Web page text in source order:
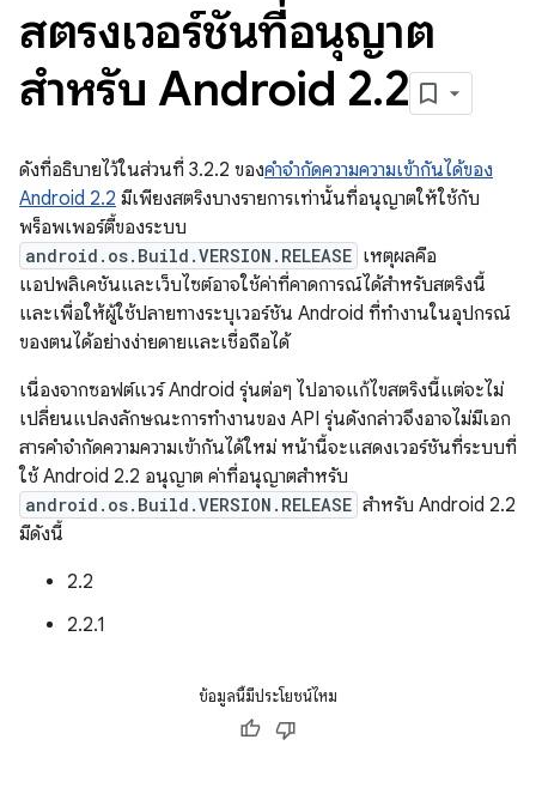
สตริงเวอร์ชันที่อนุญาต
สำหรับ Android 2.2
ดังที่อธิบายไว้ในส่วนที่ 3.2.2 ของคำจำกัดความความเข้ากันได้ของ
Android 2.2 มีเพียงสตริงบางรายการเท่านั้นที่อนุญาตให้ใช้กับ
พร็อพเพอร์ตี้ของระบบ
android.os.Build.VERSION.RELEASE เหตุผลคือ
แอปพลิเคชันและเว็บไซต์อาจใช้ค่าที่คาดการณ์ได้สำหรับสตริงนี้
และเพื่อให้ผู้ใช้ปลายทางระบุเวอร์ชัน Android ที่ทำงานในอุปกรณ์
ของตนได้อย่างง่ายดายและเชื่อถือได้
เนื่องจากซอฟต์แวร์ Android รุ่นต่อๆ ไปอาจแก้ไขสตริงนี้แต่จะไม่
เปลี่ยนแปลงลักษณะการทํางานของ API รุ่นดังกล่าวจึงอาจไม่มีเอก
สารคําจํากัดความความเข้ากันได้ใหม่ หน้านี้จะแสดงเวอร์ชันที่ระบบที่
ใช้ Android 2.2 อนุญาต ค่าที่อนุญาตสำหรับ
android.os.Build.VERSION.RELEASE สำหรับ Android 2.2
มีดังนี้
2.2
2.2.1
ข้อมูลนี้มีประโยชน์ไหม